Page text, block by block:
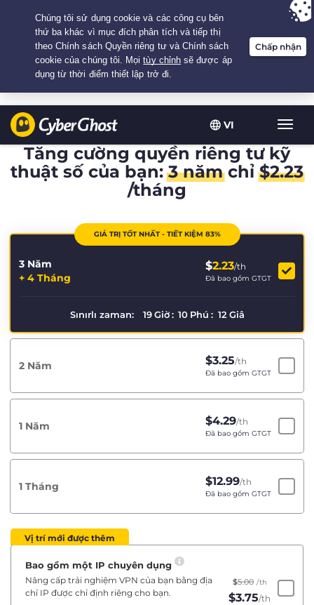
VI
đổi
điều
Your choice:The Best Dealfor 3.3333333333333-years at $
/month
Tăng cường quyền riêng tư kỹ
thuật số của bạn:3 nămchỉ$2.23
/tháng
GIÁ TRỊ TỐT NHẤT - TIẾT KIỆM 83%
3 Năm
+ 4 Tháng
$2.23/th
Đã bao gồm GTGT
Sınırlı zaman: 19 Giờ : 10 Phú : 11 Giâ
2 Năm $3.25/th
Đã bao gồm GTGT
1 Năm $4.29/th
Đã bao gồm GTGT
1 Tháng $12.99/th
Đã bao gồm GTGT
Vị trí mới được thêm
Bao gồm một IP chuyên dụng
Nâng cấp trải nghiệm VPN của bạn bằng địa
chỉ IP được chỉ định riêng cho bạn.
$5.00 /th
$3.75/th